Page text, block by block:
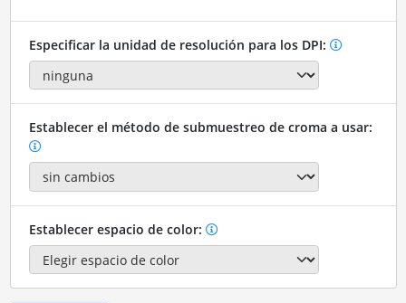
Especificar la unidad de resolución para los DPI:
Establecer el método de submuestreo de croma a usar:
Establecer espacio de color: